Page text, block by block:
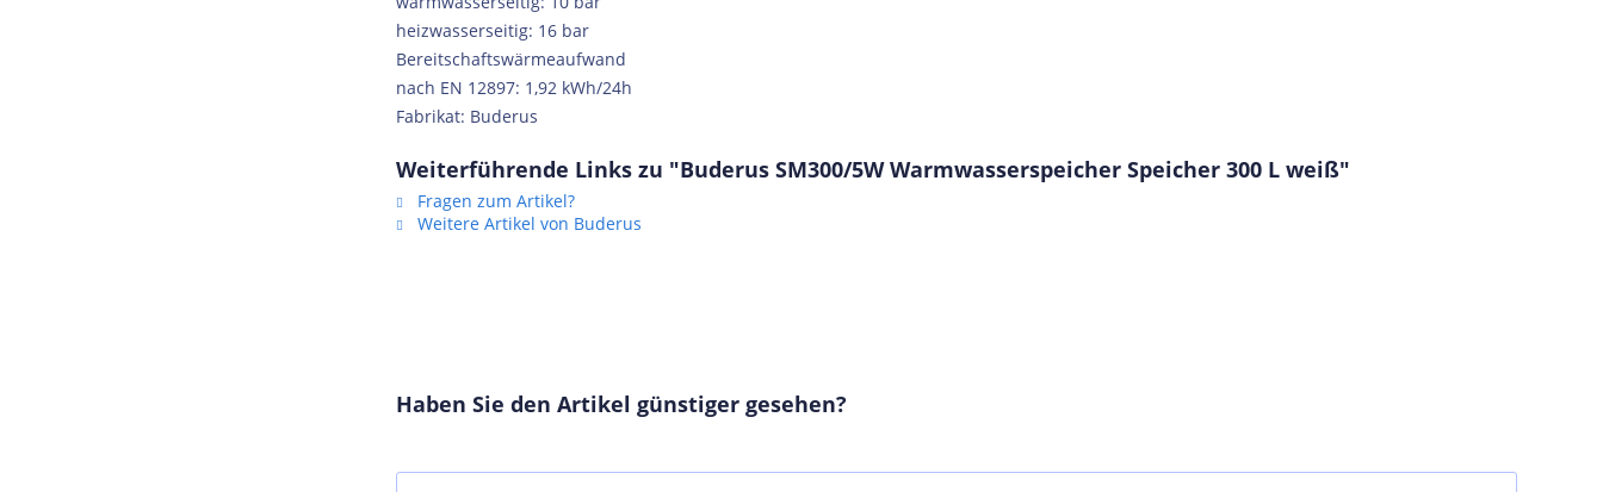
heizwasserseitig: 16 bar
Bereitschaftswärmeaufwand
nach EN 12897: 1,92 kWh/24h
Fabrikat: Buderus
Weiterführende Links zu "Buderus SM300/5W Warmwasserspeicher Speicher 300 L weiß"
Fragen zum Artikel?
Weitere Artikel von Buderus
Haben Sie den Artikel günstiger gesehen?